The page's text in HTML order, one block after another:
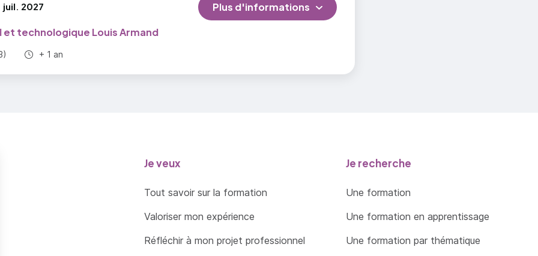
juil. 2027
et technologique Louis Armand
Durée totale :
+ 1 an
Plus d'informations
Je veux
Tout savoir sur la formation
Valoriser mon expérience
Réfléchir à mon projet professionnel
Je recherche
Une formation
Une formation en apprentissage
Une formation par thématique